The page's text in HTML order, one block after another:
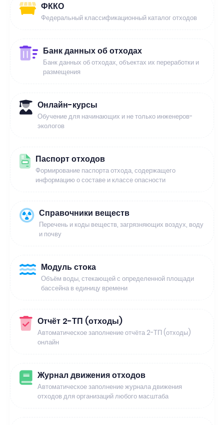
ФККО
Федеральный классификационный каталог отходов
Банк данных об отходах
Банк данных об отходах, объектах их переработки и
размещения
Онлайн-курсы
Обучение для начинающих и не только инженеров-
экологов
Паспорт отходов
Формирование паспорта отхода, содержащего
информацию о составе и классе опасности
Справочники веществ
Перечень и коды веществ, загрязняющих воздух, воду
и почву
Модуль стока
Объём воды, стекающей с определенной площади
бассейна в единицу времени
Отчёт 2-ТП (отходы)
Автоматическое заполнение отчёта 2-ТП (отходы)
онлайн
Журнал движения отходов
Автоматическое заполнение журнала движения
отходов для организаций любого масштаба